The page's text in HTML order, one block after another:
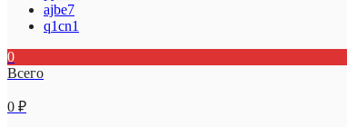
ajbe7
q1cn1
0
Всего
0 ₽